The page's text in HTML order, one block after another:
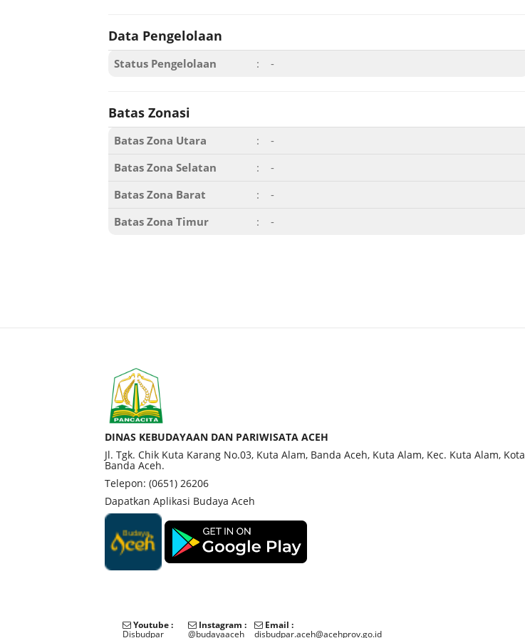
Data Pengelolaan
Status Pengelolaan : -
Batas Zonasi
Batas Zona Utara :
-
Batas Zona Selatan
:
-
Batas Zona Barat
:
-
Batas Zona Timur
: -
DINAS KEBUDAYAAN DAN PARIWISATA ACEH
Jl. Tgk. Chik Kuta Karang No.03, Kuta Alam, Banda Aceh, Kuta Alam, Kec. Kuta Alam, Kota
Banda Aceh.
Telepon: (0651) 26206
Dapatkan Aplikasi Budaya Aceh
Youtube :
Disbudpar
Instagram :
@budayaaceh
Email :
disbudpar.aceh@acehprov.go.id